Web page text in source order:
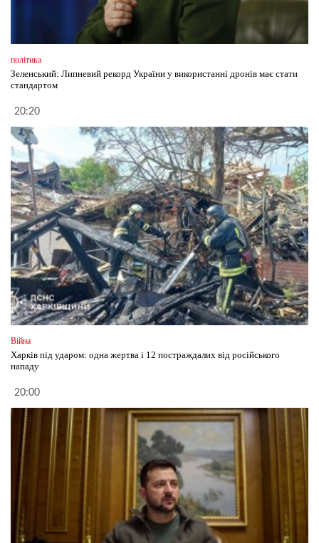
політика
Зеленський: Липневий рекорд України у використанні дронів має стати
стандартом
20:20
Війна
Харків під ударом: одна жертва і 12 постраждалих від російського
нападу
20:00